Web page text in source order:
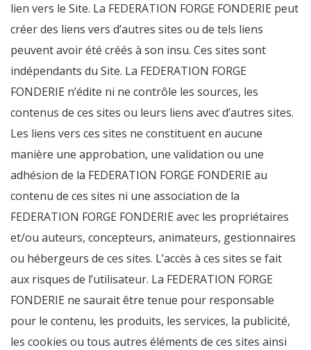
lien vers le Site. La FEDERATION FORGE FONDERIE peut
créer des liens vers d’autres sites ou de tels liens
peuvent avoir été créés à son insu. Ces sites sont
indépendants du Site. La FEDERATION FORGE
FONDERIE n’édite ni ne contrôle les sources, les
contenus de ces sites ou leurs liens avec d’autres sites.
Les liens vers ces sites ne constituent en aucune
manière une approbation, une validation ou une
adhésion de la FEDERATION FORGE FONDERIE au
contenu de ces sites ni une association de la
FEDERATION FORGE FONDERIE avec les propriétaires
et/ou auteurs, concepteurs, animateurs, gestionnaires
ou hébergeurs de ces sites. L’accès à ces sites se fait
aux risques de l’utilisateur. La FEDERATION FORGE
FONDERIE ne saurait être tenue pour responsable
pour le contenu, les produits, les services, la publicité,
les cookies ou tous autres éléments de ces sites ainsi